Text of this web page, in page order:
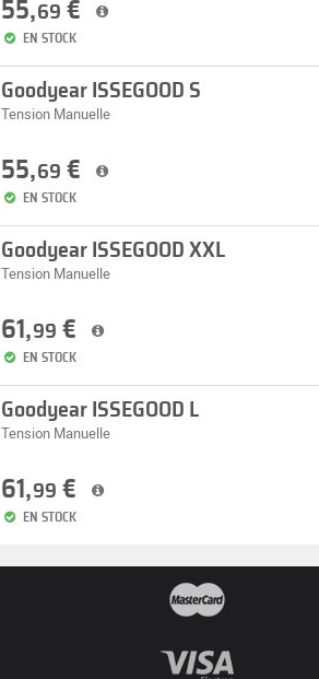
55,69 €
EN STOCK
Goodyear ISSEGOOD S
Tension Manuelle
55,69 €
EN STOCK
Goodyear ISSEGOOD XXL
Tension Manuelle
61,99 €
EN STOCK
Goodyear ISSEGOOD L
Tension Manuelle
61,99 €
EN STOCK